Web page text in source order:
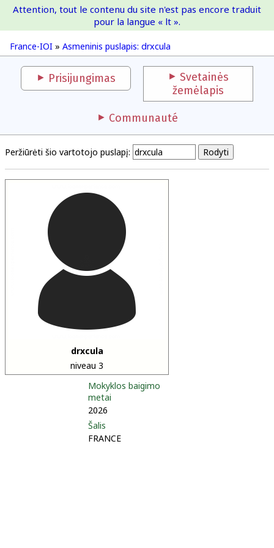
France-IOI
France-IOI » Asmeninis puslapis: drxcula
Attention, tout le contenu du site n'est pas encore traduit
pour la langue « lt ».
Prisijungimas
Svetainės
žemėlapis
Communauté
Peržiūrėti šio vartotojo puslapį:
drxcula
niveau 3
Mokyklos baigimo
metai
2026
Šalis
FRANCE